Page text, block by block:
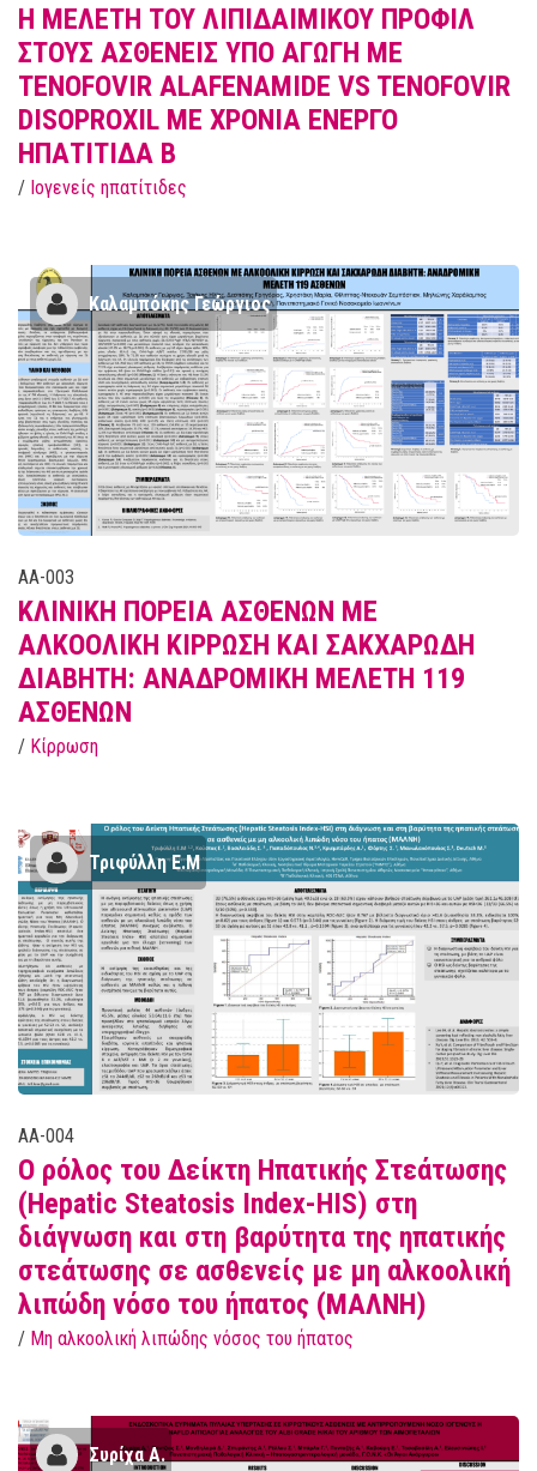
H MEΛΕΤΗ ΤΟΥ ΛΙΠΙΔΑΙΜΙΚΟΥ ΠΡΟΦΙΛ
ΣΤΟΥΣ ΑΣΘΕΝΕΙΣ ΥΠΟ ΑΓΩΓΗ ΜΕ
ΤENOFOVIR ALAFENAMIDE VS TENOFOVIR
DISOPROXIL ΜΕ ΧΡΟΝΙΑ ΕΝΕΡΓΟ
ΗΠΑΤΙΤΙΔΑ Β
/ Ιογενείς ηπατίτιδες
Καλαμπόκης Γεώργιος
AA-003
ΚΛΙΝΙΚΗ ΠΟΡΕΙΑ ΑΣΘΕΝΩΝ ΜΕ
ΑΛΚΟΟΛΙΚΗ ΚΙΡΡΩΣΗ ΚΑΙ ΣΑΚΧΑΡΩΔΗ
ΔΙΑΒΗΤΗ: ΑΝΑΔΡΟΜΙΚΗ ΜΕΛΕΤΗ 119
ΑΣΘΕΝΩΝ
/ Κίρρωση
Τριφύλλη Ε.Μ
AA-004
Ο ρόλος του Δείκτη Ηπατικής Στεάτωσης
(Hepatic Steatosis Index-HIS) στη
διάγνωση και στη βαρύτητα της ηπατικής
στεάτωσης σε ασθενείς με μη αλκοολική
λιπώδη νόσο του ήπατος (ΜΑΛΝΗ)
/ Μη αλκοολική λιπώδης νόσος του ήπατος
Συρίχα Α.